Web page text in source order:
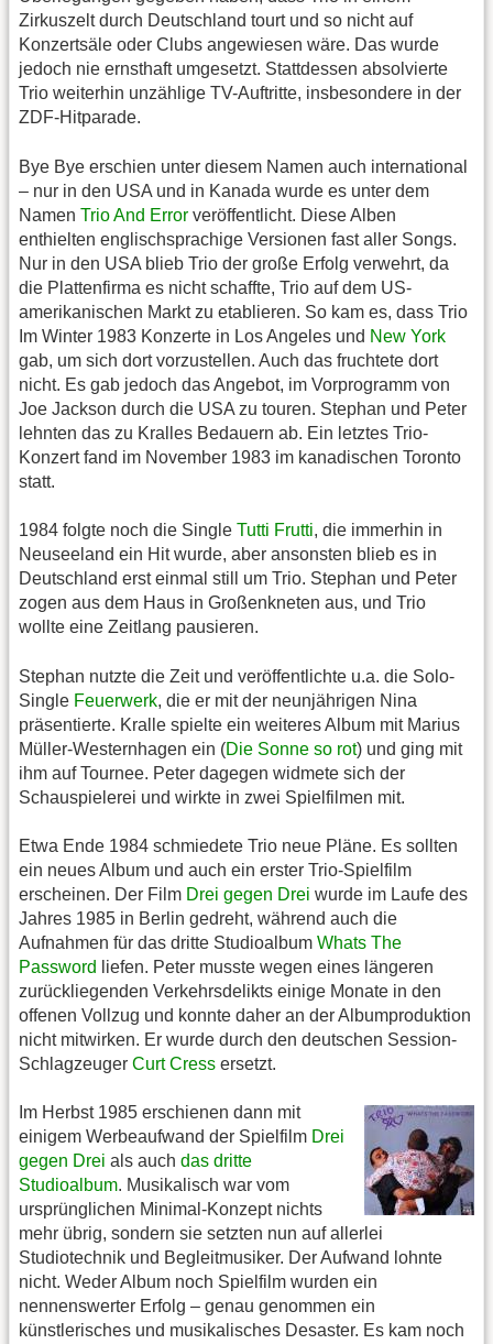
Zirkuszelt durch Deutschland tourt und so nicht auf
Konzertsäle oder Clubs angewiesen wäre. Das wurde
jedoch nie ernsthaft umgesetzt. Stattdessen absolvierte
Trio weiterhin unzählige TV-Auftritte, insbesondere in der
ZDF-Hitparade.
Bye Bye erschien unter diesem Namen auch international
– nur in den USA und in Kanada wurde es unter dem
Namen Trio And Error veröffentlicht. Diese Alben
enthielten englischsprachige Versionen fast aller Songs.
Nur in den USA blieb Trio der große Erfolg verwehrt, da
die Plattenfirma es nicht schaffte, Trio auf dem US-
amerikanischen Markt zu etablieren. So kam es, dass Trio
Im Winter 1983 Konzerte in Los Angeles und New York
gab, um sich dort vorzustellen. Auch das fruchtete dort
nicht. Es gab jedoch das Angebot, im Vorprogramm von
Joe Jackson durch die USA zu touren. Stephan und Peter
lehnten das zu Kralles Bedauern ab. Ein letztes Trio-
Konzert fand im November 1983 im kanadischen Toronto
statt.
1984 folgte noch die Single Tutti Frutti, die immerhin in
Neuseeland ein Hit wurde, aber ansonsten blieb es in
Deutschland erst einmal still um Trio. Stephan und Peter
zogen aus dem Haus in Großenkneten aus, und Trio
wollte eine Zeitlang pausieren.
Stephan nutzte die Zeit und veröffentlichte u.a. die Solo-
Single Feuerwerk, die er mit der neunjährigen Nina
präsentierte. Kralle spielte ein weiteres Album mit Marius
Müller-Westernhagen ein (Die Sonne so rot) und ging mit
ihm auf Tournee. Peter dagegen widmete sich der
Schauspielerei und wirkte in zwei Spielfilmen mit.
Etwa Ende 1984 schmiedete Trio neue Pläne. Es sollten
ein neues Album und auch ein erster Trio-Spielfilm
erscheinen. Der Film Drei gegen Drei wurde im Laufe des
Jahres 1985 in Berlin gedreht, während auch die
Aufnahmen für das dritte Studioalbum Whats The
Password
liefen. Peter musste wegen eines längeren
zurückliegenden Verkehrsdelikts einige Monate in den
offenen Vollzug und konnte daher an der Albumproduktion
nicht mitwirken. Er wurde durch den deutschen Session-
Schlagzeuger Curt Cress ersetzt.
Im Herbst 1985 erschienen dann mit
einigem Werbeaufwand der Spielfilm Drei
gegen Drei als auch das dritte
Studioalbum. Musikalisch war vom
ursprünglichen Minimal-Konzept nichts
mehr übrig, sondern sie setzten nun auf allerlei
Studiotechnik und Begleitmusiker. Der Aufwand lohnte
nicht. Weder Album noch Spielfilm wurden ein
nennenswerter Erfolg – genau genommen ein
künstlerisches und musikalisches Desaster. Es kam noch